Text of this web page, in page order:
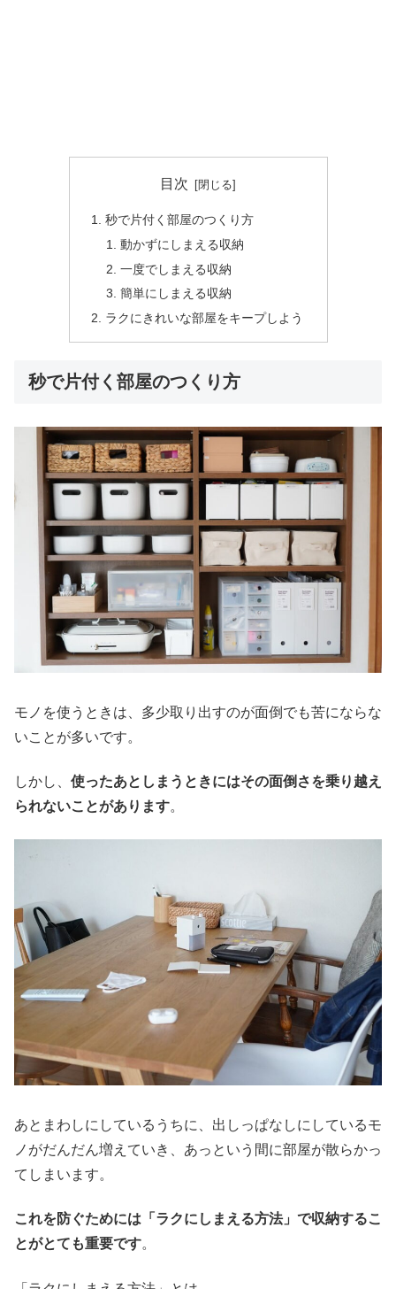
目次
秒で片付く部屋のつくり方
動かずにしまえる収納
一度でしまえる収納
簡単にしまえる収納
ラクにきれいな部屋をキープしよう
秒で片付く部屋のつくり方
モノを使うときは、多少取り出すのが面倒でも苦にならな
いことが多いです。
しかし、 使ったあとしまうときにはその面倒さを乗り越え
られないことがあります。
あとまわしにしているうちに、出しっぱなしにしているモ
ノがだんだん増えていき、あっという間に部屋が散らかっ
てしまいます。
これを防ぐためには「ラクにしまえる方法」で収納するこ
とがとても重要です。